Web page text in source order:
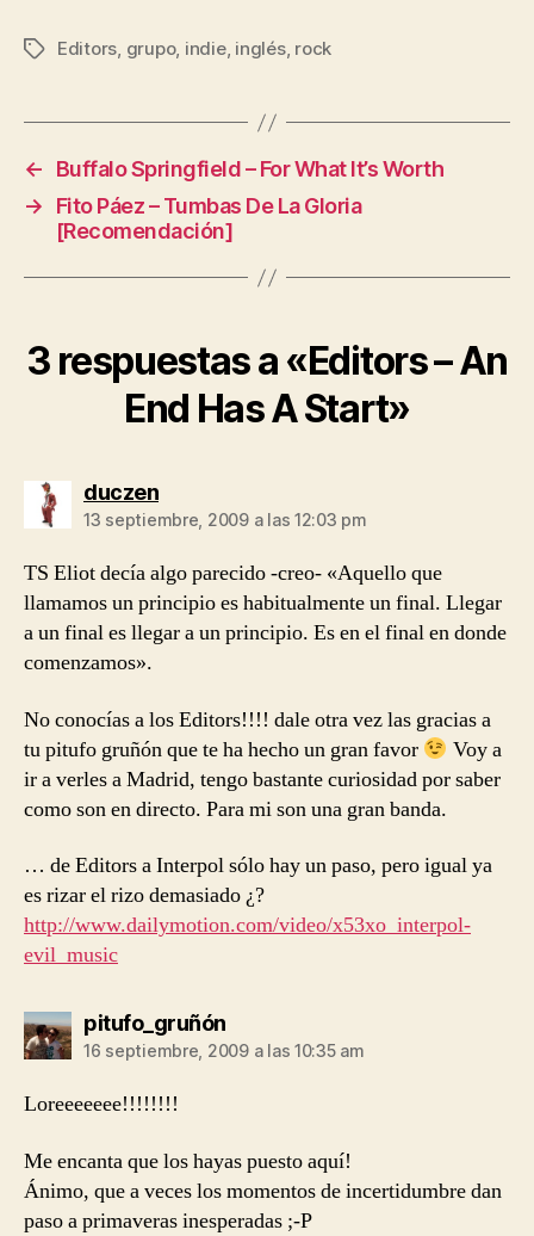
Etiquetas
Editors, grupo, indie, inglés, rock
←
Buffalo Springfield – For What It’s Worth
→
Fito Páez – Tumbas De La Gloria
[Recomendación]
3 respuestas a «Editors – An
End Has A Start»
duczendice:
13 septiembre, 2009 a las 12:03 pm
TS Eliot decía algo parecido -creo- «Aquello que
llamamos un principio es habitualmente un final. Llegar
a un final es llegar a un principio. Es en el final en donde
comenzamos».
No conocías a los Editors!!!! dale otra vez las gracias a
tu pitufo gruñón que te ha hecho un gran favor
Voy a
ir a verles a Madrid, tengo bastante curiosidad por saber
como son en directo. Para mi son una gran banda.
… de Editors a Interpol sólo hay un paso, pero igual ya
es rizar el rizo demasiado ¿?
http://www.dailymotion.com/video/x53xo_interpol-
evil_music
pitufo_gruñóndice:
16 septiembre, 2009 a las 10:35 am
Loreeeeeee!!!!!!!!
Me encanta que los hayas puesto aquí!
Ánimo, que a veces los momentos de incertidumbre dan
paso a primaveras inesperadas ;-P